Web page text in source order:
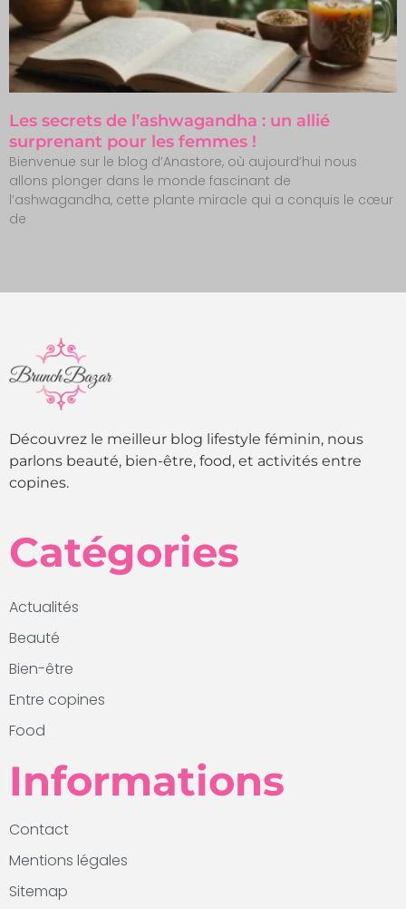
Les secrets de l’ashwagandha : un allié
surprenant pour les femmes !
Bienvenue sur le blog d’Anastore, où aujourd’hui nous
allons plonger dans le monde fascinant de
l’ashwagandha, cette plante miracle qui a conquis le cœur
de
Découvrez le meilleur blog lifestyle féminin, nous
parlons beauté, bien-être, food, et activités entre
copines.
Catégories
Actualités
Beauté
Bien-être
Entre copines
Food
Informations
Contact
Mentions légales
Sitemap